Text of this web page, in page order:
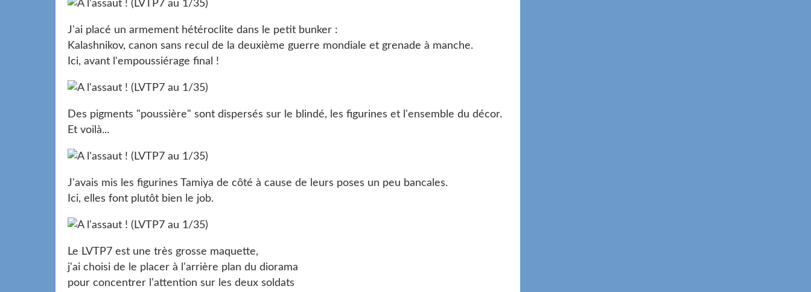
J'ai placé un armement hétéroclite dans le petit bunker :
Kalashnikov, canon sans recul de la deuxième guerre mondiale et grenade à manche.
Ici, avant l'empoussiérage final !
Des pigments "poussière" sont dispersés sur le blindé, les figurines et l'ensemble du décor.
Et voilà...
J'avais mis les figurines Tamiya de côté à cause de leurs poses un peu bancales.
Ici, elles font plutôt bien le job.
Le LVTP7 est une très grosse maquette,
j'ai choisi de le placer à l'arrière plan du diorama
pour concentrer l'attention sur les deux soldats